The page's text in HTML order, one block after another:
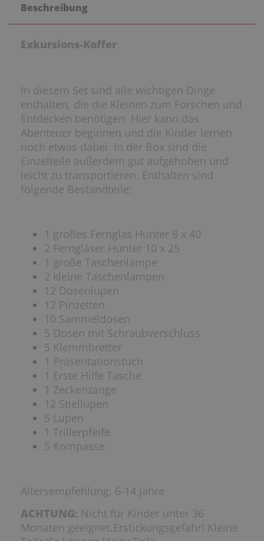
Beschreibung
Exkursions-Koffer
In diesem Set sind alle wichtigen Dinge
enthalten, die die Kleinen zum Forschen und
Entdecken benötigen. Hier kann das
Abenteuer beginnen und die Kinder lernen
noch etwas dabei. In der Box sind die
Einzelteile außerdem gut aufgehoben und
leicht zu transportieren. Enthalten sind
folgende Bestandteile:
1 großes Fernglas Hunter 8 x 40
2 Ferngläser Hunter 10 x 25
1 große Taschenlampe
2 kleine Taschenlampen
12 Dosenlupen
12 Pinzetten
10 Sammeldosen
5 Dosen mit Schraubverschluss
5 Klemmbretter
1 Präsentationstuch
1 Erste Hilfe Tasche
1 Zeckenzange
12 Stiellupen
5 Lupen
1 Trillerpfeife
5 Kompasse
Altersempfehlung: 6-14 Jahre
ACHTUNG: Nicht für Kinder unter 36
Monaten geeignet.Erstickungsgefahr! Kleine